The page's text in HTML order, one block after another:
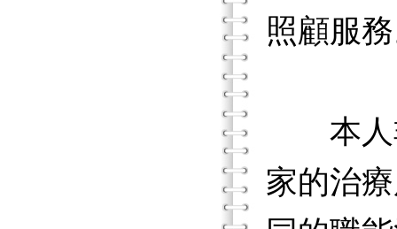
照顧服
本人非
家的治